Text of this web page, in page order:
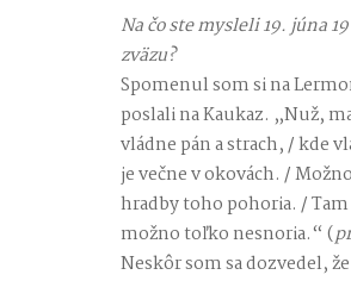
Na čo ste mysleli 19. júna
zväzu?
Spomenul som si na
poslali na Kaukaz. „Nuž,
vládne pán a strach, / kde
je večne v okovách. /
hradby toho pohoria. /
možno toľko nesnoria.“ (
Neskôr som sa dozvedel,